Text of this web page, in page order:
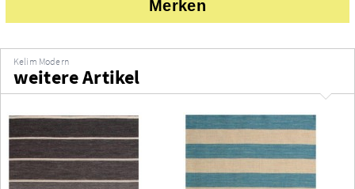
Merken
Kelim Modern
weitere Artikel